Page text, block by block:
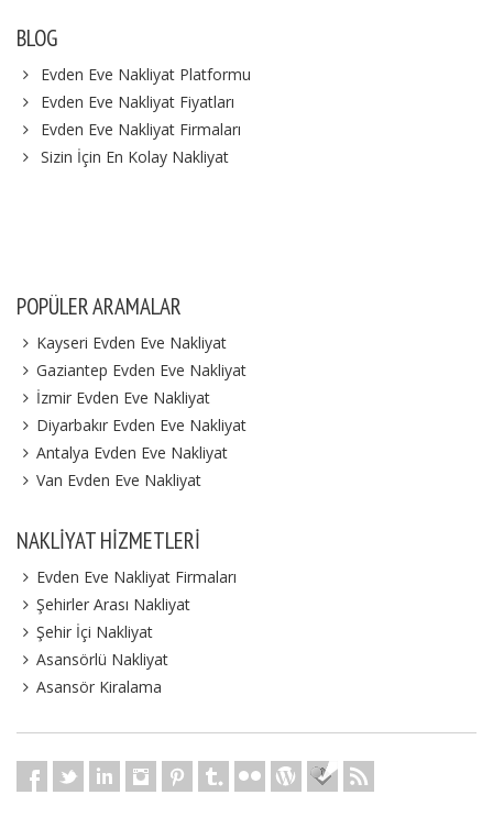
BLOG
Evden Eve Nakliyat Platformu
Evden Eve Nakliyat Fiyatları
Evden Eve Nakliyat Firmaları
Sizin İçin En Kolay Nakliyat
POPÜLER ARAMALAR
Kayseri Evden Eve Nakliyat
Gaziantep Evden Eve Nakliyat
İzmir Evden Eve Nakliyat
Diyarbakır Evden Eve Nakliyat
Antalya Evden Eve Nakliyat
Van Evden Eve Nakliyat
NAKLIYAT HIZMETLERI
Evden Eve Nakliyat Firmaları
Şehirler Arası Nakliyat
Şehir İçi Nakliyat
Asansörlü Nakliyat
Asansör Kiralama